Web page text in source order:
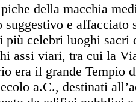
della macchia
e
più celebri luoghi
assi viari, tra cui la
era il grande
a.C., destinati